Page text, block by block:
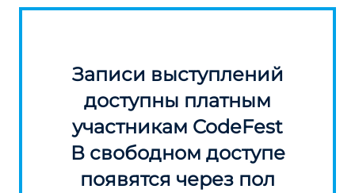
Записи выступлений
доступны платным
участникам CodeFest
В свободном доступе
появятся через пол